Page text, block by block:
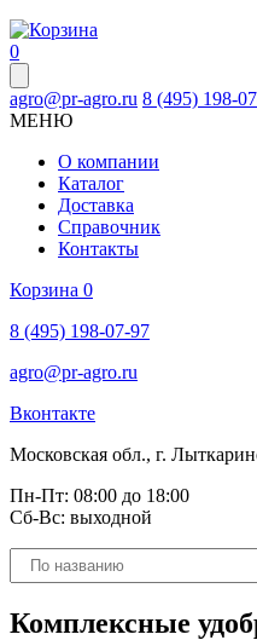
0
agro@pr-agro.ru 8 (495) 198-
МЕНЮ
О компании
Каталог
Доставка
Справочник
Контакты
Корзина 0
8 (495) 198-07-97
agro@pr-agro.ru
Вконтакте
Московская обл., г.
Пн-Пт: 08:00 до 18:00
Сб-Вс: выходной
Поиск
товаров
Комплексные